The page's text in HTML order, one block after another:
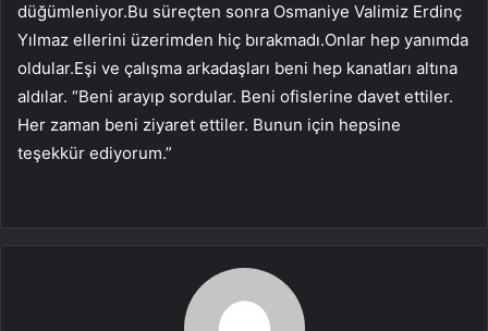
düğümleniyor.Bu süreçten sonra Osmaniye Valimiz Erdinç
Yılmaz ellerini üzerimden hiç bırakmadı.Onlar hep yanımda
oldular.Eşi ve çalışma arkadaşları beni hep kanatları altına
aldılar. “Beni arayıp sordular. Beni ofislerine davet ettiler.
Her zaman beni ziyaret ettiler. Bunun için hepsine
teşekkür ediyorum.”